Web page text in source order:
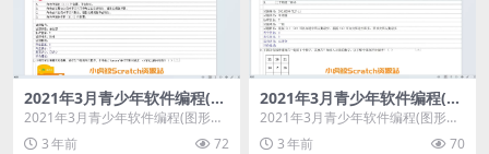
2021年3月青少年软件编程(图
形化)等级考试试卷四级(含答
2021年3月青少年软件编程(图形化)
等级考试试卷四级(含答案)
3 年前 72
2021年3月青少年软件编程(图
形化)等级考试试卷一级(含答
2021年3月青少年软件编程(图形化)
等级考试试卷一级(含答案)
3 年前 70